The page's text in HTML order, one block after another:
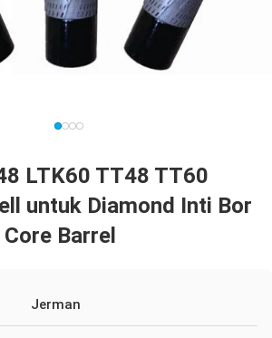
LTK60 TT48 TT60
untuk Diamond Inti Bor
Barrel
Jerman